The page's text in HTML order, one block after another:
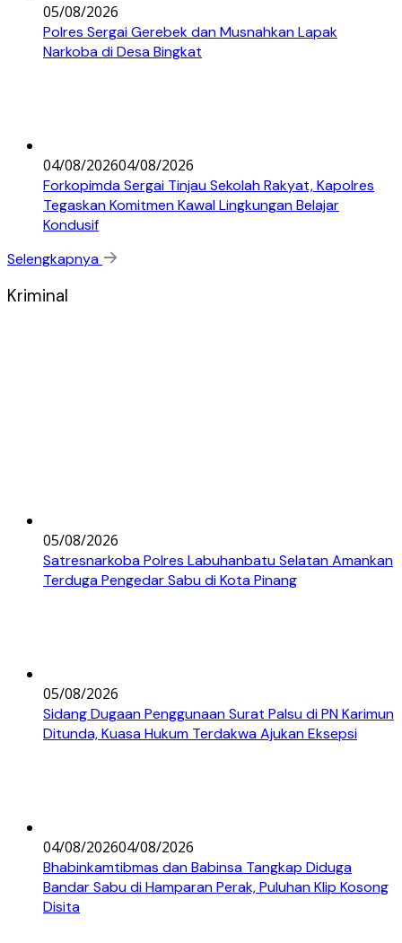
05/08/2026
Polres Sergai Gerebek dan Musnahkan Lapak
Narkoba di Desa Bingkat
04/08/202604/08/2026
Forkopimda Sergai Tinjau Sekolah Rakyat, Kapolres
Tegaskan Komitmen Kawal Lingkungan Belajar
Kondusif
Selengkapnya
Kriminal
05/08/2026
Satresnarkoba Polres Labuhanbatu Selatan Amankan
Terduga Pengedar Sabu di Kota Pinang
05/08/2026
Sidang Dugaan Penggunaan Surat Palsu di PN Karimun
Ditunda, Kuasa Hukum Terdakwa Ajukan Eksepsi
04/08/202604/08/2026
Bhabinkamtibmas dan Babinsa Tangkap Diduga
Bandar Sabu di Hamparan Perak, Puluhan Klip Kosong
Disita